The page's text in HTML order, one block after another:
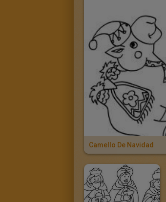
Camello De Navidad